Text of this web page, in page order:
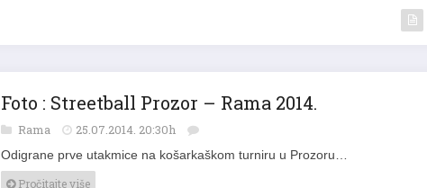
Foto : Streetball Prozor – Rama 2014.
Rama 25.07.2014. 20:30h
Odigrane prve utakmice na košarkaškom turniru u Prozoru…
Pročitajte više